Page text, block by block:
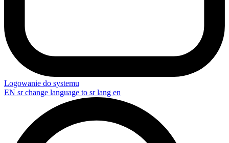
Logowanie do systemu
EN sr change language to sr lang en